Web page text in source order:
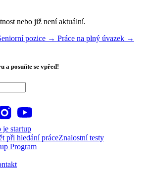
nebo již není aktuální.
pozice → Práce na plný úvazek →
a posuňte se vpřed!
je startup
při hledání práceZnalostní testy
Program